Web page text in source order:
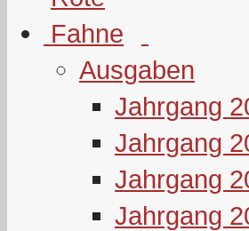
Ausgaben
Jahrgang
Jahrgang
Jahrgang
Jahrgang